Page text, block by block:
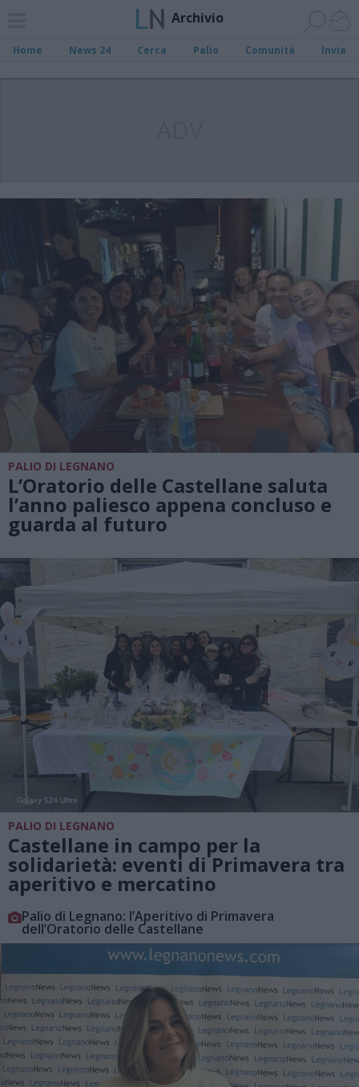
Archivio
Home News 24 Cerca Palio Comunità Invia
PALIO DI LEGNANO
L’Oratorio delle Castellane saluta
l’anno paliesco appena concluso e
guarda al futuro
PALIO DI LEGNANO
Castellane in campo per la
solidarietà: eventi di Primavera tra
aperitivo e mercatino
Palio di Legnano: l’Aperitivo di Primavera
dell’Oratorio delle Castellane